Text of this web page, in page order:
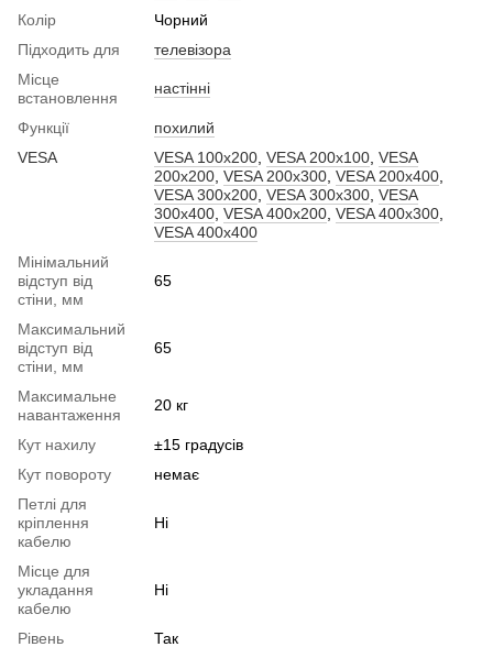
Колір
Чорний
Підходить для
телевізора
Місце
встановлення
настінні
Функції
похилий
VESA
VESA 100x200 VESA 200x100 VESA
200x200 VESA 200x300 VESA 200x400
VESA 300x200 VESA 300x300 VESA
300x400 VESA 400x200 VESA 400x300
VESA 400x400
Мінімальний
відступ від
стіни, мм
65
Максимальний
відступ від
стіни, мм
65
Максимальне
навантаження
20 кг
Кут нахилу
±15 градусів
Кут повороту
немає
Петлі для
кріплення
кабелю
Ні
Місце для
укладання
кабелю
Ні
Рівень
Так